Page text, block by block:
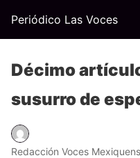
Periódico Las Voces
Décimo
susurro de
Redacción Voces